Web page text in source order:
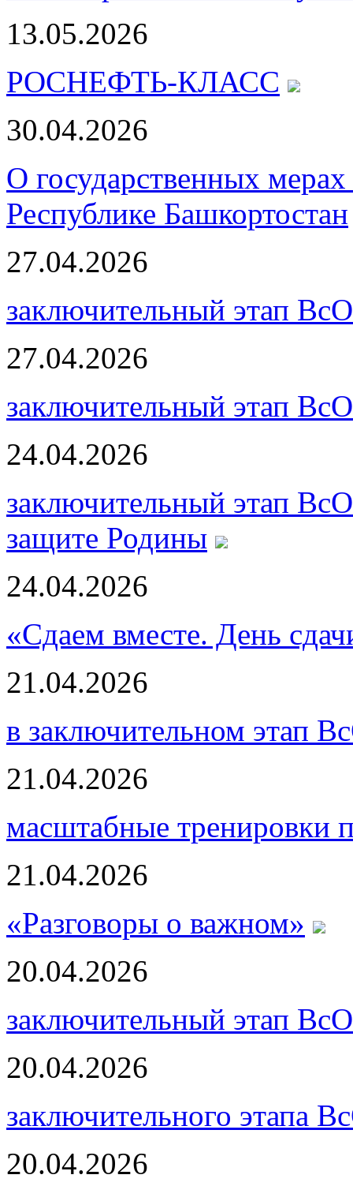
13.05.2026
РОСНЕФТЬ-КЛАСС
30.04.2026
О государственных
Республике Башкортостан
27.04.2026
заключительный этап
27.04.2026
заключительный этап
24.04.2026
заключительный этап
защите Родины
24.04.2026
«Сдаем вместе. День
21.04.2026
в заключительном этап
21.04.2026
масштабные тренировки
21.04.2026
«Разговоры о важном»
20.04.2026
заключительный этап
20.04.2026
заключительного этапа
20.04.2026